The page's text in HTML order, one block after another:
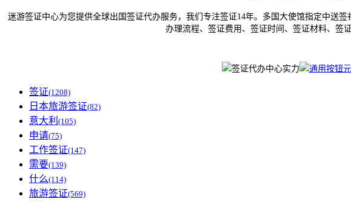
迷游签证中心为您提供全球出国签证代办服务，我们专注签证14年。多国大使馆指定中送
办理流程、签证费用、签证时间、签证材料、签
签证(1208)
日本旅游签证(82)
意大利 (105)
申请(75)
工作签证(147)
需要(139)
什么(114)
旅游签证(569)